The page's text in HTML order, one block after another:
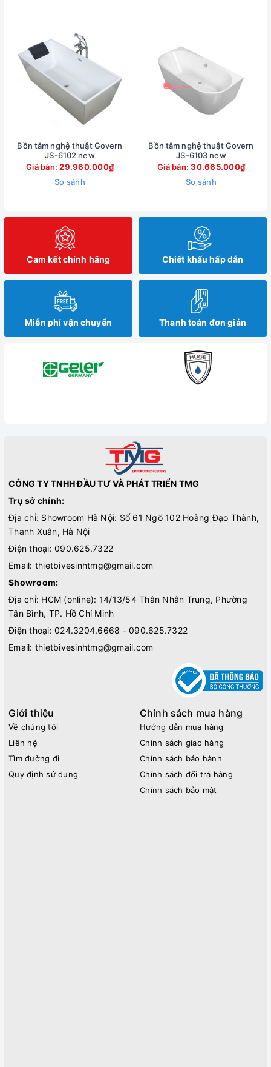
Bồn tắm nghệ thuật Govern
JS-6102 new
Giá bán:29.960.000₫
So sánh
Bồn tắm nghệ thuật Govern
JS-6103 new
Giá bán:30.665.000₫
So sánh
Cam kết chính hãng Chiết khấu hấp dẫn
Miễn phí vận chuyển Thanh toán đơn giản
CÔNG TY TNHH ĐẦU TƯ VÀ PHÁT TRIỂN TMG
Trụ sở chính:
Địa chỉ: Showroom Hà Nội: Số 61 Ngõ 102 Hoàng Đạo Thành,
Thanh Xuân, Hà Nội
Điện thoại: 090.625.7322
Email: thietbivesinhtmg@gmail.com
Showroom:
Địa chỉ: HCM (online): 14/13/54 Thân Nhân Trung, Phường
Tân Bình, TP. Hồ Chí Minh
Điện thoại: 024.3204.6668 - 090.625.7322
Email: thietbivesinhtmg@gmail.com
Giới thiệu
Về chúng tôi
Liên hệ
Tìm đường đi
Quy định sử dụng
Chính sách mua hàng
Hướng dẫn mua hàng
Chính sách giao hàng
Chính sách bảo hành
Chính sách đổi trả hàng
Chính sách bảo mật